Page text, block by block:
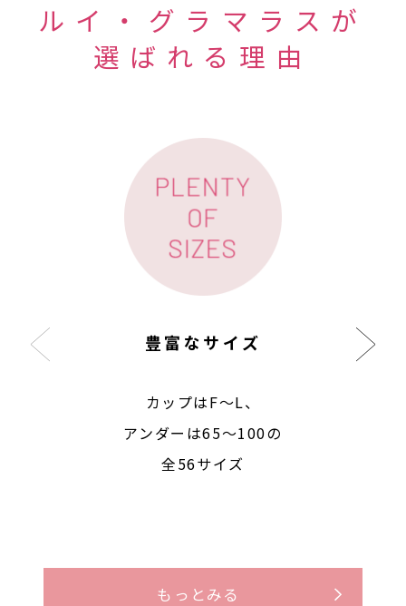
ルイ・グラマラスが
選ばれる理由
豊富なサイズ
カップはF〜L、
アンダーは65〜100の
全56サイズ
もっとみる